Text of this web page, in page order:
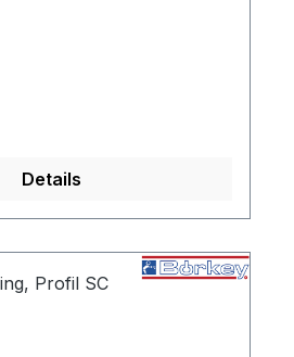
Details